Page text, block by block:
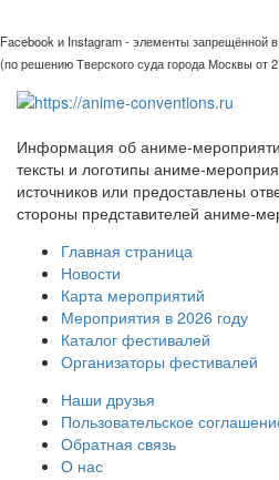
Facebook и Instagram - элементы запрещённой
(по решению Тверского суда города Москвы от
Информация об аниме-
тексты и логотипы аниме-
источников или предоставлены
стороны представителей аниме-
Главная страница
Новости
Карта мероприятий
Мероприятия в 2026 году
Каталог фестивалей
Организаторы фестивалей
Наши друзья
Пользовательское
Обратная связь
О нас